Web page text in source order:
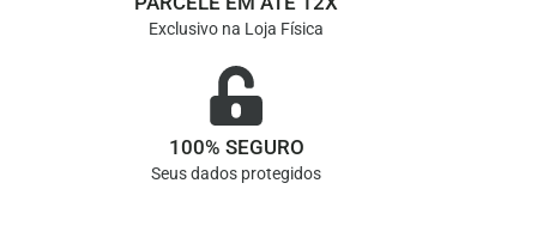
Exclusivo na Loja Física
100% SEGURO
Seus dados protegidos